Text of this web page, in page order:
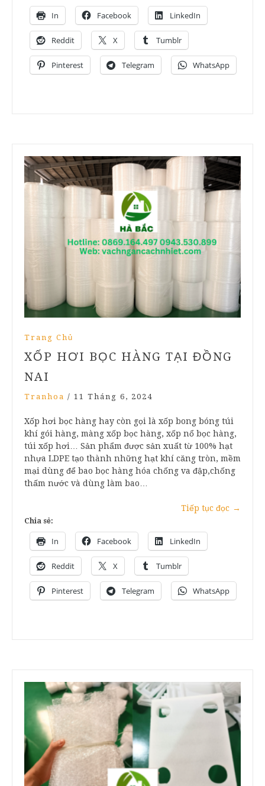
In Facebook LinkedIn
Reddit X Tumblr
Pinterest Telegram WhatsApp
Trang Chủ
XỐP HƠI BỌC HÀNG TẠI ĐỒNG
NAI
Tranhoa / 11 Tháng 6, 2024
Xốp hơi bọc hàng hay còn gọi là xốp bong bóng túi
khí gói hàng, màng xốp bọc hàng, xốp nổ bọc hàng,
túi xốp hơi… Sản phẩm được sản xuất từ 100% hạt
nhựa LDPE tạo thành những hạt khí căng tròn, mềm
mại dùng để bao bọc hàng hóa chống va đập,chống
thấm nước và dùng làm bao…
Tiếp tục đọc →
Chia sẻ:
In Facebook LinkedIn
Reddit X Tumblr
Pinterest Telegram WhatsApp